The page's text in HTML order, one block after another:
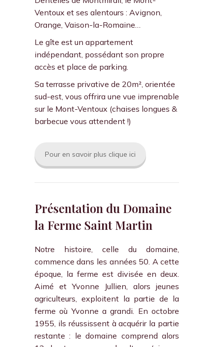
Ventoux et ses alentours : Avignon,
Orange, Vaison-la-Romaine…
Le gîte est un appartement
indépendant, possédant son propre
accès et place de parking.
Sa terrasse privative de 20m², orientée
sud-est, vous offrira une vue imprenable
sur le Mont-Ventoux (chaises longues &
barbecue vous attendent !)
Pour en savoir plus clique ici
Présentation du Domaine
la Ferme Saint Martin
Notre histoire, celle du domaine,
commence dans les années 50. A cette
époque, la ferme est divisée en deux.
Aimé et Yvonne Jullien, alors jeunes
agriculteurs, exploitent la partie de la
ferme où Yvonne a grandi. En octobre
1955, ils réussissent à acquérir la partie
restante : le domaine comprend alors